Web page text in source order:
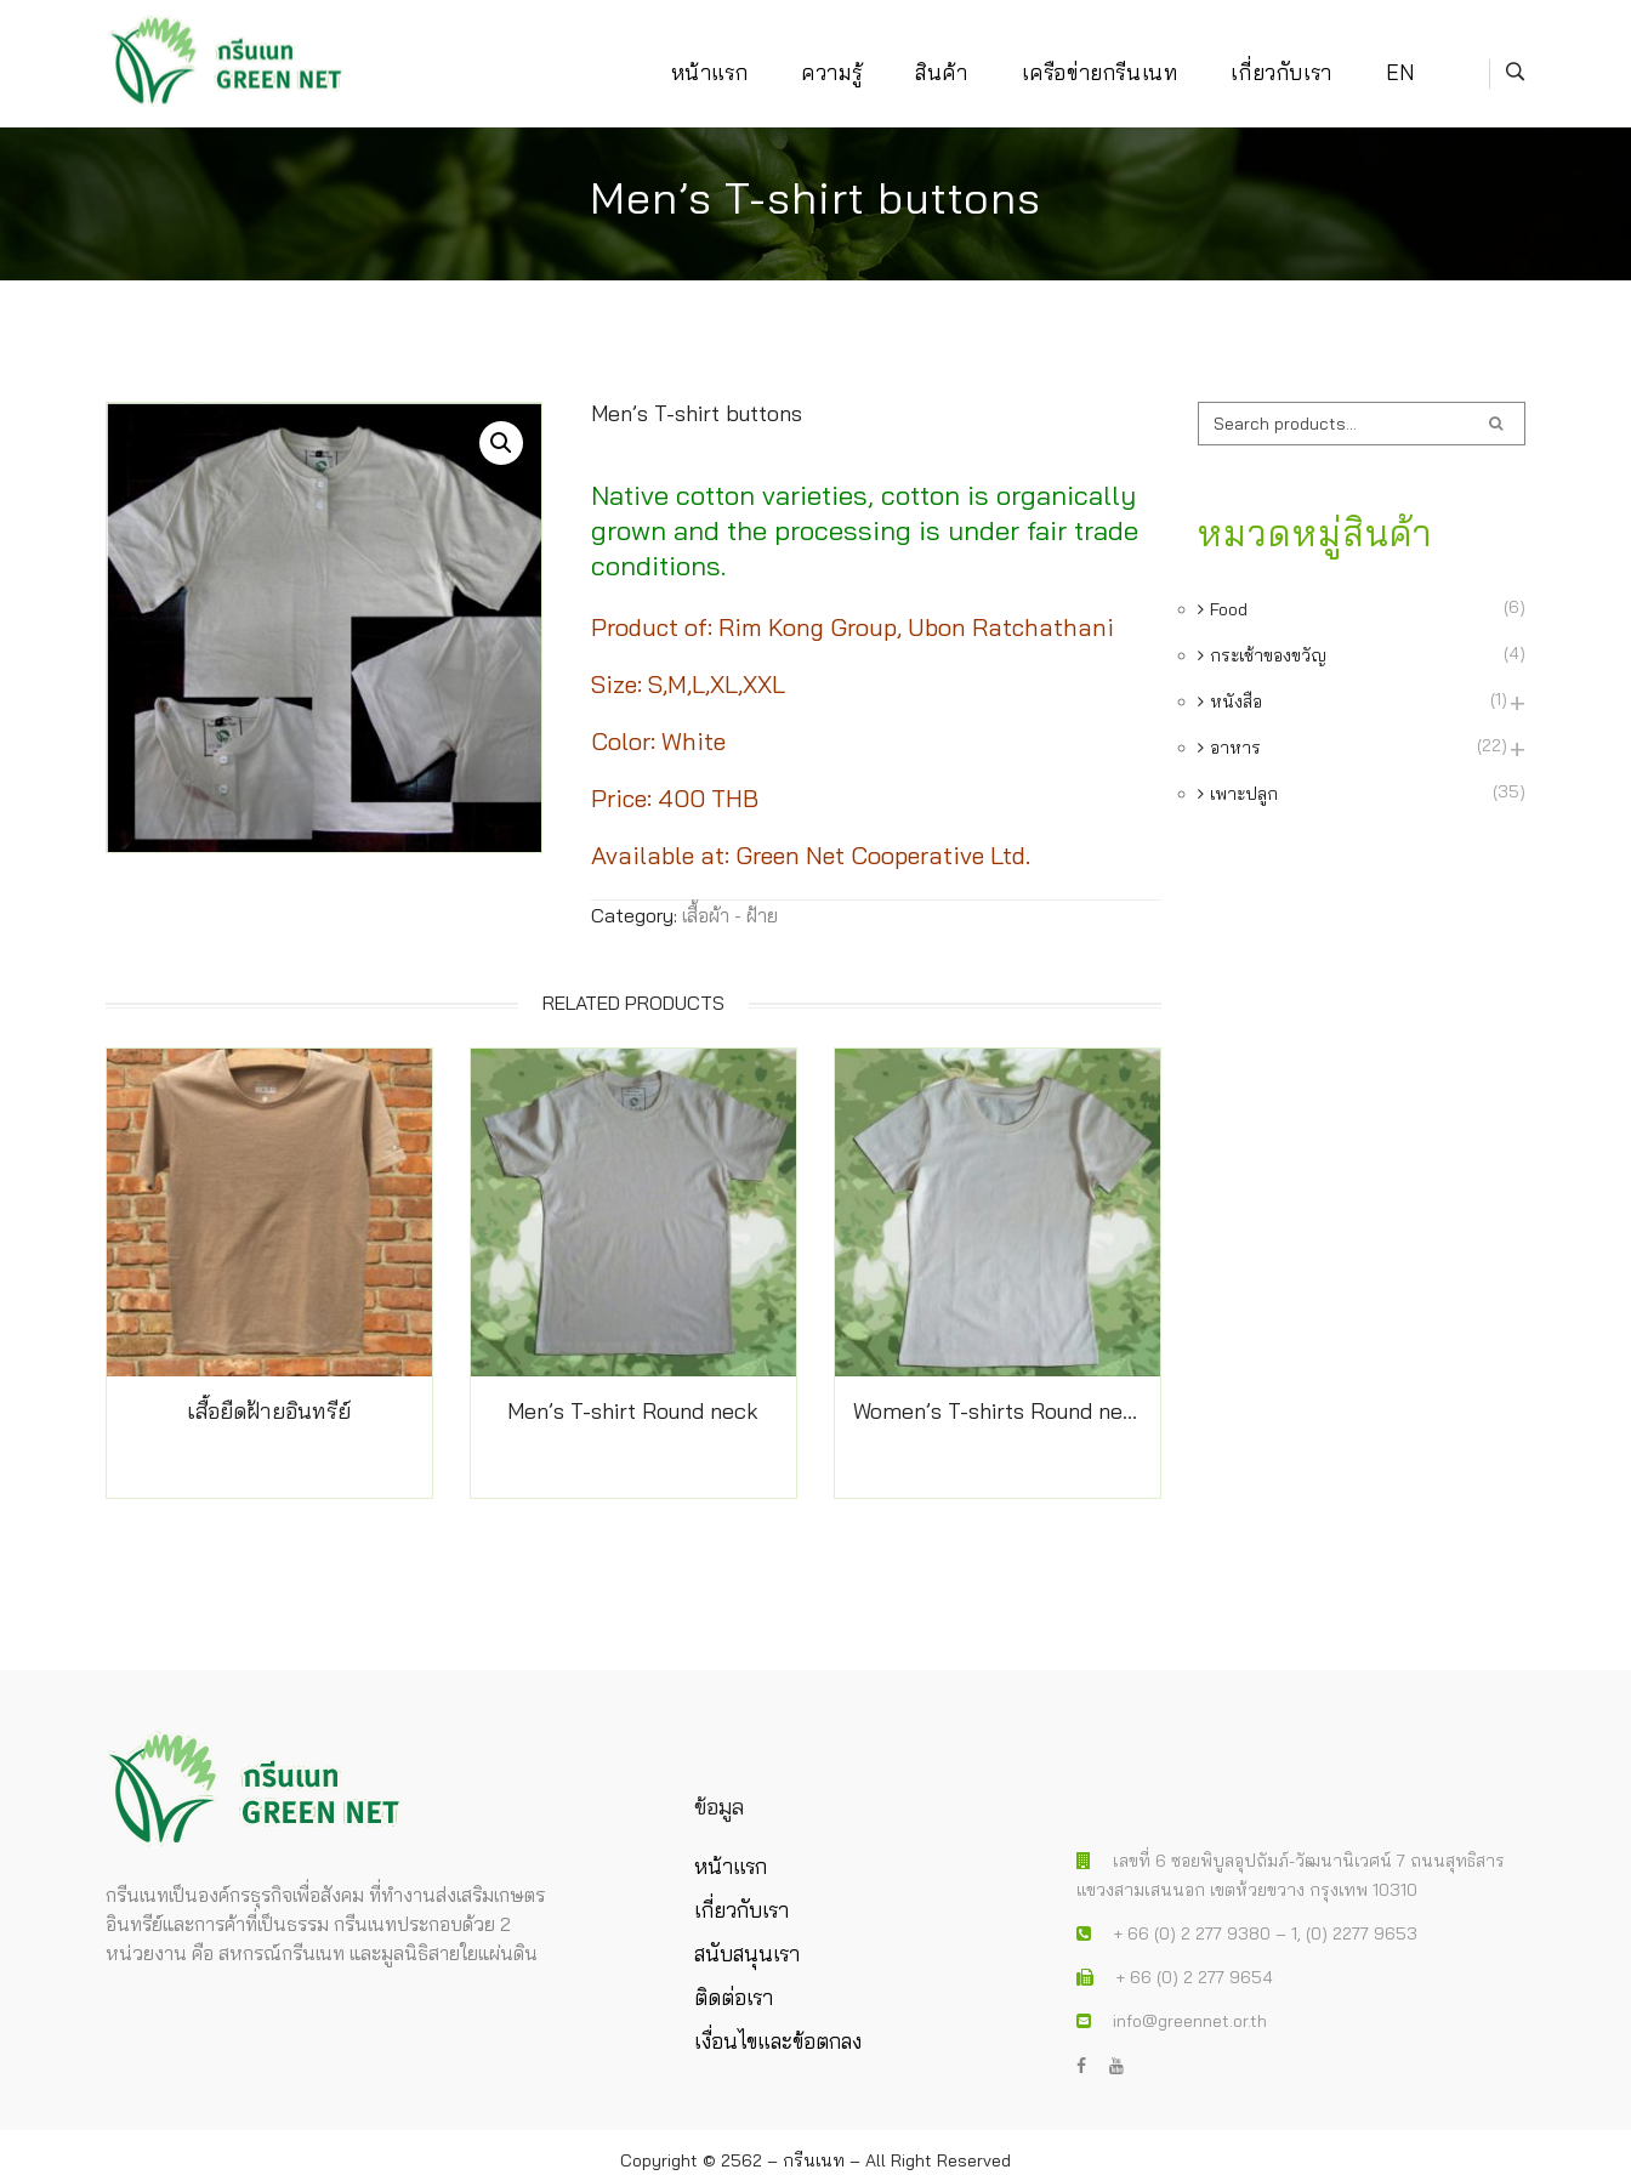
หน้าแรก ความรู้ สินค้า เครือข่ายกรีนเนท เกี่ยวกับเรา EN
Men’s T-shirt buttons
ค้นหา:
หมวดหมู่สินค้า
Food (6)
กระเช้าของขวัญ (4)
หนังสือ (1)
อาหาร (22)
เพาะปลูก (35)
Men’s T-shirt buttons
Native cotton varieties, cotton is organically
grown and the processing is under fair trade
conditions.
Product of: Rim Kong Group, Ubon Ratchathani
Size: S,M,L,XL,XXL
Color: White
Price: 400 THB
Available at: Green Net Cooperative Ltd.
Category: เสื้อผ้า - ฝ้าย
RELATED PRODUCTS
เสื้อยืดฝ้ายอินทรีย์ Men’s T-shirt Round neck Women’s T-shirts Round neck
กรีนเนทเป็นองค์กรธุรกิจเพื่อสังคม ที่ทำงานส่งเสริมเกษตร
อินทรีย์และการค้าที่เป็นธรรม กรีนเนทประกอบด้วย 2
หน่วยงาน คือ สหกรณ์กรีนเนท และมูลนิธิสายใยแผ่นดิน
ข้อมูล
หน้าแรก
เกี่ยวกับเรา
สนับสนุนเรา
ติดต่อเรา
เงื่อนไขและข้อตกลง
เลขที่ 6 ซอยพิบูลอุปถัมภ์-วัฒนานิเวศน์ 7 ถนนสุทธิสาร
แขวงสามเสนนอก เขตห้วยขวาง กรุงเทพ 10310
+ 66 (0) 2 277 9380 – 1, (0) 2277 9653
+ 66 (0) 2 277 9654
info@greennet.or.th
Copyright © 2562 – กรีนเนท – All Right Reserved